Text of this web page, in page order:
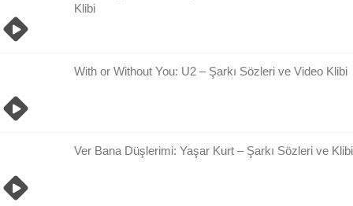
Klibi
With or Without You: U2 – Şarkı Sözleri ve Video Klibi
Ver Bana Düşlerimi: Yaşar Kurt – Şarkı Sözleri ve Klibi